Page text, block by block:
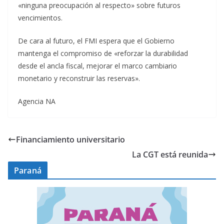
«ninguna preocupación al respecto» sobre futuros
vencimientos.
De cara al futuro, el FMI espera que el Gobierno
mantenga el compromiso de «reforzar la durabilidad
desde el ancla fiscal, mejorar el marco cambiario
monetario y reconstruir las reservas».
Agencia NA
Financiamiento universitario
La CGT está reunida
Paraná